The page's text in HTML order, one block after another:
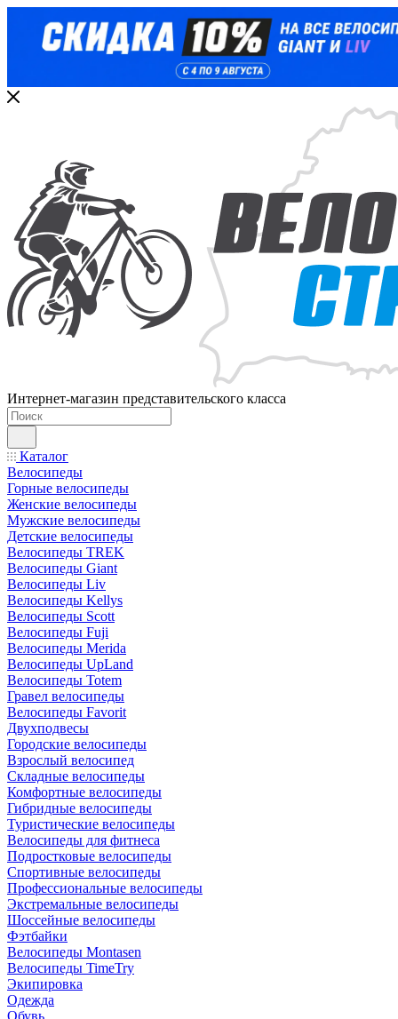
Интернет-магазин представительского класса
Каталог
Велосипеды
Горные велосипеды
Женские велосипеды
Мужские велосипеды
Детские велосипеды
Велосипеды TREK
Велосипеды Giant
Велосипеды Liv
Велосипеды Kellys
Велосипеды Scott
Велосипеды Fuji
Велосипеды Merida
Велосипеды UpLand
Велосипеды Totem
Гравел велосипеды
Велосипеды Favorit
Двухподвесы
Городские велосипеды
Взрослый велосипед
Складные велосипеды
Комфортные велосипеды
Гибридные велосипеды
Туристические велосипеды
Велосипеды для фитнеса
Подростковые велосипеды
Спортивные велосипеды
Профессиональные велосипеды
Экстремальные велосипеды
Шоссейные велосипеды
Фэтбайки
Велосипеды Montasen
Велосипеды TimeTry
Экипировка
Одежда
Обувь